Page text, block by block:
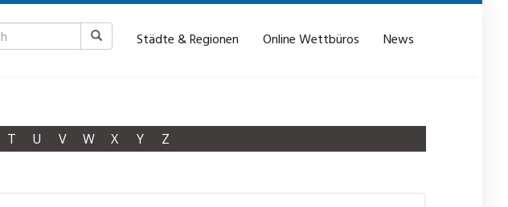
Städte & Regionen Online Wettbüros News
T U V W X Y Z